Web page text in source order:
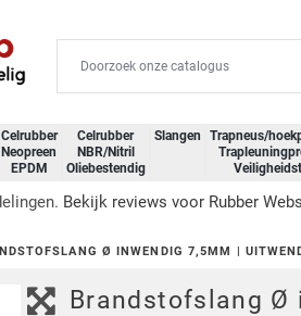
Celrubber
Neopreen
EPDM
Celrubber
NBR/Nitril
Oliebestendig
Slangen
Trapneus/
Bekijk reviews voor Rubber
Ø INWENDIG 7,5MM |
Brandstofslang Ø